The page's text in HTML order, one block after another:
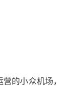
的小众机场，